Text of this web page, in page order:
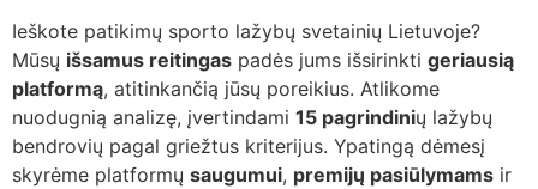
Ieškote patikimų sporto lažybų svetainių Lietuvoje?
Mūsų išsamus reitingas padės jums išsirinkti geriausią
platformą, atitinkančią jūsų poreikius. Atlikome
nuodugnią analizę, įvertindami 15 pagrindinių lažybų
bendrovių pagal griežtus kriterijus. Ypatingą dėmesį
skyrėme platformų saugumui, premijų pasiūlymams ir